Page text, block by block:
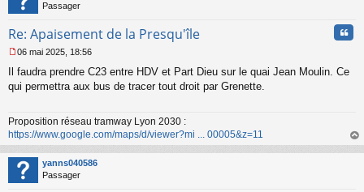
n
l
Passager
Re: Apaisement de la Presqu'île
e
s
g
e
n
o
n
l
06 mai 2025, 18:56
Il faudra prendre C23 entre HDV et Part Dieu sur le quai Jean Moulin. Ce
qui permettra aux bus de tracer tout droit par Grenette.
Proposition réseau tramway Lyon 2030 :
https://www.google.com/maps/d/viewer?mi ... 00005&z=11
au
yanns040586
Passager